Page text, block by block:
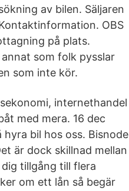
av bilen. Säljaren
OBS
på plats.
som folk pysslar
som inte kör.
internethandel
med mera. 16 dec
bil hos oss. Bisnode
är dock skillnad mellan
tillgång till flera
om ett lån så begär